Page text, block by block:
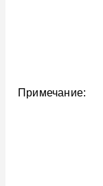
Примечание: